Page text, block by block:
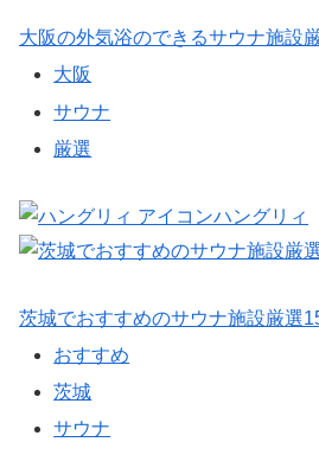
大阪の外気浴のできるサウナ施設
大阪
サウナ
厳選
ハングリィ
茨城でおすすめのサウナ施設厳選
おすすめ
茨城
サウナ